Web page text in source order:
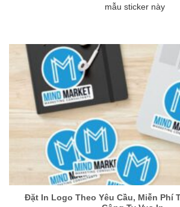
mẫu sticker này
Đặt In Logo Theo Yêu Cầu, Miễn Phí